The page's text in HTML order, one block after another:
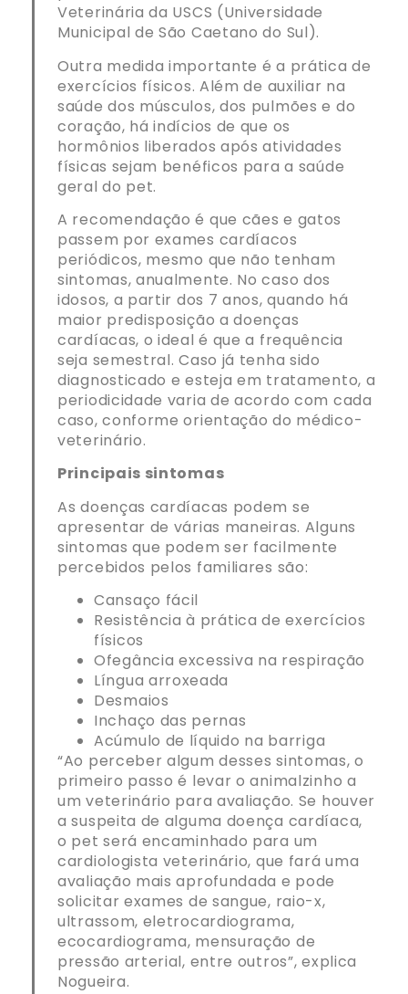
Veterinária da USCS (Universidade
Municipal de São Caetano do Sul).
Outra medida importante é a prática de
exercícios físicos. Além de auxiliar na
saúde dos músculos, dos pulmões e do
coração, há indícios de que os
hormônios liberados após atividades
físicas sejam benéficos para a saúde
geral do pet.
A recomendação é que cães e gatos
passem por exames cardíacos
periódicos, mesmo que não tenham
sintomas, anualmente. No caso dos
idosos, a partir dos 7 anos, quando há
maior predisposição a doenças
cardíacas, o ideal é que a frequência
seja semestral. Caso já tenha sido
diagnosticado e esteja em tratamento, a
periodicidade varia de acordo com cada
caso, conforme orientação do médico-
veterinário.
Principais sintomas
As doenças cardíacas podem se
apresentar de várias maneiras. Alguns
sintomas que podem ser facilmente
percebidos pelos familiares são:
Cansaço fácil
Resistência à prática de exercícios
físicos
Ofegância excessiva na respiração
Língua arroxeada
Desmaios
Inchaço das pernas
Acúmulo de líquido na barriga
“Ao perceber algum desses sintomas, o
primeiro passo é levar o animalzinho a
um veterinário para avaliação. Se houver
a suspeita de alguma doença cardíaca,
o pet será encaminhado para um
cardiologista veterinário, que fará uma
avaliação mais aprofundada e pode
solicitar exames de sangue, raio-x,
ultrassom, eletrocardiograma,
ecocardiograma, mensuração de
pressão arterial, entre outros”, explica
Nogueira.